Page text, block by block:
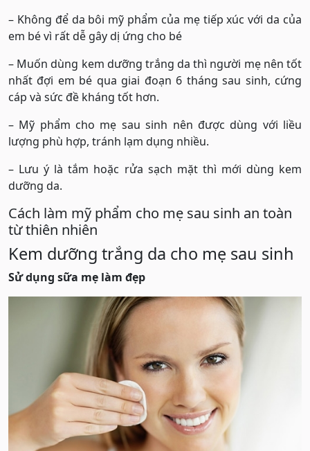
– Không để da bôi mỹ phẩm của mẹ tiếp xúc với da của
em bé vì rất dễ gây dị ứng cho bé
– Muốn dùng kem dưỡng trắng da thì người mẹ nên tốt
nhất đợi em bé qua giai đoạn 6 tháng sau sinh, cứng
cáp và sức đề kháng tốt hơn.
– Mỹ phẩm cho mẹ sau sinh nên được dùng với liều
lượng phù hợp, tránh lạm dụng nhiều.
– Lưu ý là tắm hoặc rửa sạch mặt thì mới dùng kem
dưỡng da.
Cách làm mỹ phẩm cho mẹ sau sinh an toàn
từ thiên nhiên
Kem dưỡng trắng da cho mẹ sau sinh
Sử dụng sữa mẹ làm đẹp